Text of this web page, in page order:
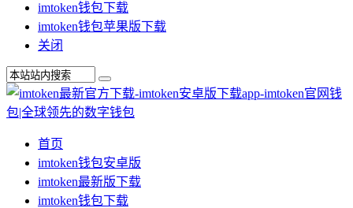
imtoken钱包下载
imtoken钱包苹果版下载
关闭
首页
imtoken钱包安卓版
imtoken最新版下载
imtoken钱包下载